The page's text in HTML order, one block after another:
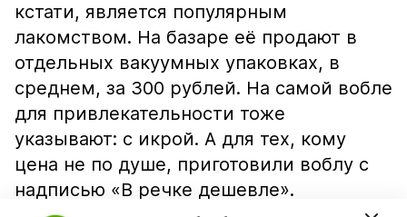
кстати, является популярным
лакомством. На базаре её продают в
отдельных вакуумных упаковках, в
среднем, за 300 рублей. На самой вобле
для привлекательности тоже
указывают: с икрой. А для тех, кому
цена не по душе, приготовили воблу с
надписью «В речке дешевле».